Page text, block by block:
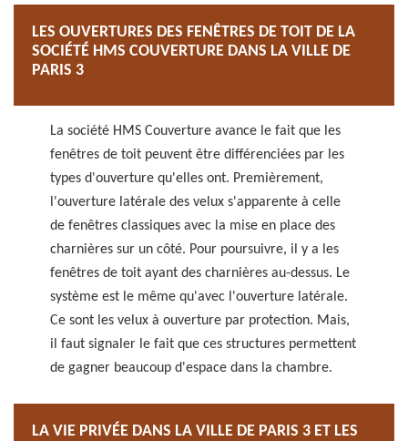
LES OUVERTURES DES FENÊTRES DE TOIT DE LA
SOCIÉTÉ HMS COUVERTURE DANS LA VILLE DE
PARIS 3
La société HMS Couverture avance le fait que les
fenêtres de toit peuvent être différenciées par les
types d'ouverture qu'elles ont. Premièrement,
l'ouverture latérale des velux s'apparente à celle
de fenêtres classiques avec la mise en place des
charnières sur un côté. Pour poursuivre, il y a les
fenêtres de toit ayant des charnières au-dessus. Le
système est le même qu'avec l'ouverture latérale.
Ce sont les velux à ouverture par protection. Mais,
il faut signaler le fait que ces structures permettent
de gagner beaucoup d'espace dans la chambre.
LA VIE PRIVÉE DANS LA VILLE DE PARIS 3 ET LES